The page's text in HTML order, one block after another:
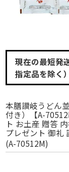
現在の最短発
指定品を除く）
本膳讃岐うどん
付き）【A-
ト お土産 贈答
プレゼント 御礼
(A-70512M)